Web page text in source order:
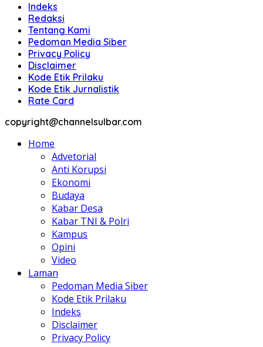
Indeks
Redaksi
Tentang Kami
Pedoman Media Siber
Privacy Policy
Disclaimer
Kode Etik Prilaku
Kode Etik Jurnalistik
Rate Card
copyright@channelsulbar.com
Home
Advetorial
Anti Korupsi
Ekonomi
Budaya
Kabar Desa
Kabar TNI & Polri
Kampus
Opini
Video
Laman
Pedoman Media Siber
Kode Etik Prilaku
Indeks
Disclaimer
Privacy Policy